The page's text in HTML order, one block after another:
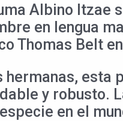
Albino Itzae
en lengua
Thomas Belt
hermanas, esta
y robusto.
en el